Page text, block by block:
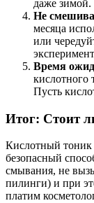
даже зимой.
Не
месяца
или
Время
кислотного
Пусть
Итог: Стоит
Кислотный
безопасный
смывания, не
пилинги) и при
платим